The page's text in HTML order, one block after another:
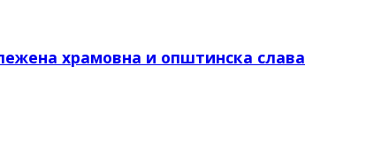
храмовна и општинска слава